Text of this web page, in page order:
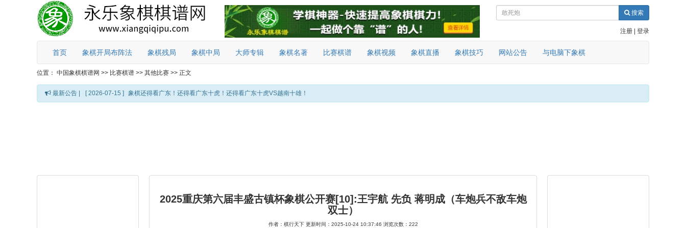
搜索
注册 登录
首页 象棋开局布阵法 象棋残局 象棋中局 大师专辑 象棋名著 比赛棋谱 象棋视频 象棋直播 象棋技巧 网站公告 与电脑下象棋
位置： 中国象棋棋谱网 >> 比赛棋谱 >> 其他比赛 >> 正文
最新公告 | [ 2026-07-15 ] 象棋还得看广东！还得看广东十虎！还得看广东十虎VS越南十雄！
2025重庆第六届丰盛古镇杯象棋公开赛[10]:王宇航 先负 蒋明成（车炮兵不敌车炮
双士）
作者：棋行天下 更新时间：2025-10-24 10:37:46 浏览次数：222